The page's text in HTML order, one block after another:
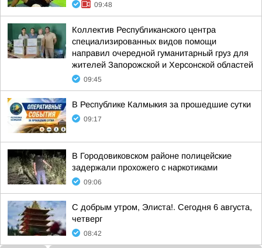
09:48
Коллектив Республиканского центра
специализированных видов помощи
направил очередной гуманитарный груз для
жителей Запорожской и Херсонской областей
09:45
В Республике Калмыкия за прошедшие сутки
09:17
В Городовиковском районе полицейские
задержали прохожего с наркотиками
09:06
С добрым утром, Элиста!. Сегодня 6 августа,
четверг
08:42